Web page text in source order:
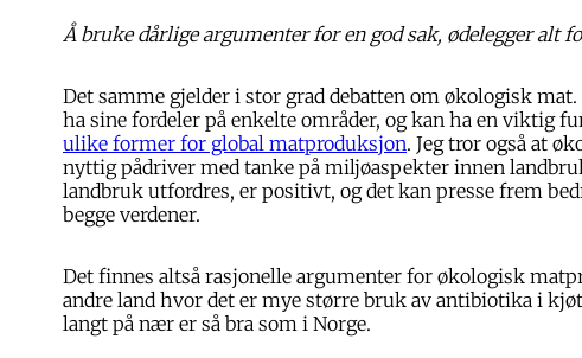
Å bruke dårlige argumenter for en god sak, ødelegger alt
Det samme gjelder i stor grad debatten om økologisk
ha sine fordeler på enkelte områder, og kan ha en viktig
ulike former for global matproduksjon. Jeg tror også at
nyttig pådriver med tanke på miljøaspekter innen
landbruk utfordres, er positivt, og det kan presse frem
begge verdener.
Det finnes altså rasjonelle argumenter for økologisk
andre land hvor det er mye større bruk av antibiotika i
langt på nær er så bra som i Norge.